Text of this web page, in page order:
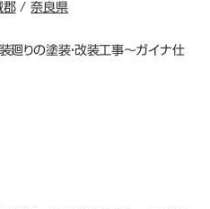
郡/奈良県
りの塗装・改装工事～ガイナ仕